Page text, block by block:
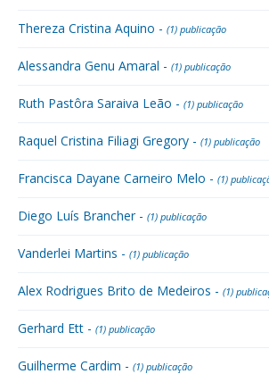
Thereza Cristina Aquino - (1) publicação
Alessandra Genu Amaral - (1) publicação
Ruth Pastôra Saraiva Leão - (1) publicação
Raquel Cristina Filiagi Gregory - (1) publicação
Francisca Dayane Carneiro Melo - (1)
Diego Luís Brancher - (1) publicação
Vanderlei Martins - (1) publicação
Alex Rodrigues Brito de Medeiros - (1)
Gerhard Ett - (1) publicação
Guilherme Cardim - (1) publicação